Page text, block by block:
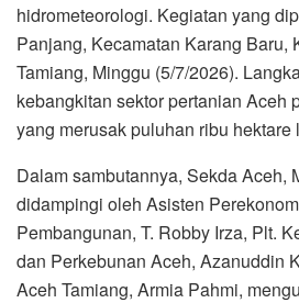
hidrometeorologi. Kegiatan yang
Panjang, Kecamatan Karang Baru,
Tamiang, Minggu (5/7/2026).
kebangkitan sektor pertanian Aceh
yang merusak puluhan ribu hektare
Dalam sambutannya, Sekda Aceh,
didampingi oleh Asisten
Pembangunan, T. Robby Irza, Plt.
dan Perkebunan Aceh, Azanuddin
Aceh Tamiang, Armia Pahmi,